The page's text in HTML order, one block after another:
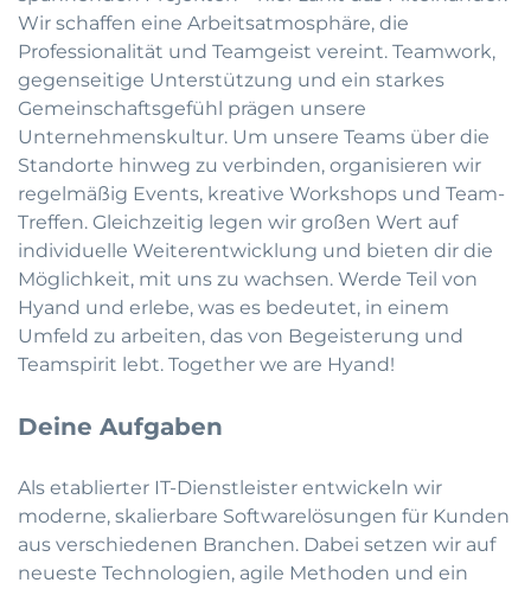
Wir schaffen eine Arbeitsatmosphäre, die
Professionalität und Teamgeist vereint. Teamwork,
gegenseitige Unterstützung und ein starkes
Gemeinschaftsgefühl prägen unsere
Unternehmenskultur. Um unsere Teams über die
Standorte hinweg zu verbinden, organisieren wir
regelmäßig Events, kreative Workshops und Team-
Treffen. Gleichzeitig legen wir großen Wert auf
individuelle Weiterentwicklung und bieten dir die
Möglichkeit, mit uns zu wachsen. Werde Teil von
Hyand und erlebe, was es bedeutet, in einem
Umfeld zu arbeiten, das von Begeisterung und
Teamspirit lebt. Together we are Hyand!
Deine Aufgaben
Als etablierter IT-Dienstleister entwickeln wir
moderne, skalierbare Softwarelösungen für Kunden
aus verschiedenen Branchen. Dabei setzen wir auf
neueste Technologien, agile Methoden und ein